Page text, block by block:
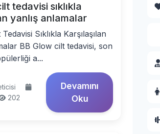
tedavisi sıklıkla
yanlış anlamalar
Sıklıkla Karşılaşılan
BB Glow cilt tedavisi, son
a...
202
Devamını
Oku